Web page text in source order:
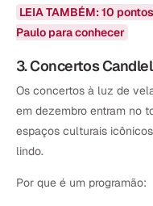
LEIA TAMBÉM: 10
Paulo para conhecer
3. Concertos
Os concertos à luz de
em dezembro entram no
espaços culturais
lindo.
Por que é um programão: